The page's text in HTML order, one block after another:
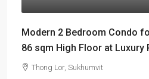
Modern 2 Bedroom Condo
86 sqm High Floor at Luxury
Thong Lor, Sukhumvit